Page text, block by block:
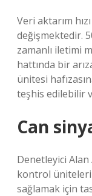
Veri aktarım
değişmektedir.
zamanlı iletimi
hattında bir
ünitesi
teşhis edilebilir
Can
Denetleyici
kontrol üniteleri
sağlamak için